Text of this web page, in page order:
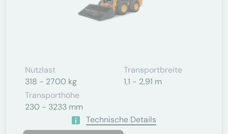
Nutzlast
318 - 2700 kg
Transportbreite
1,1 - 2,91 m
Transporthöhe
230 - 3233 mm
Technische Details